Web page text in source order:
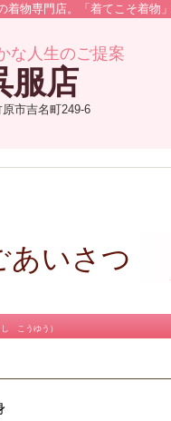
着物専門店。「着てこそ着物
な人生のご提案
服店
吉名町249-6
あいさつ
し こうゆう）